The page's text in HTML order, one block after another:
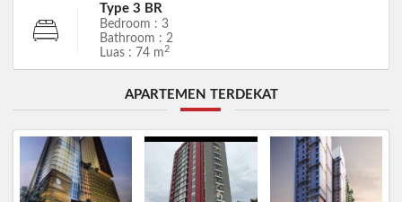
Type 3 BR
Bedroom : 3
Bathroom : 2
Luas : 74 m 2
APARTEMEN TERDEKAT